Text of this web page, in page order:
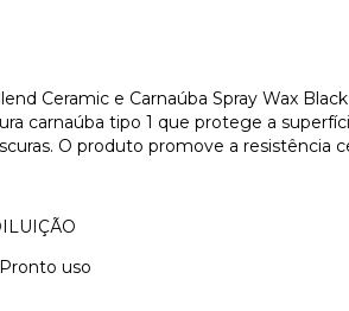
Ceramic e Carnaúba Spray Wax
carnaúba tipo 1 que protege a
O produto promove a resistência
uso